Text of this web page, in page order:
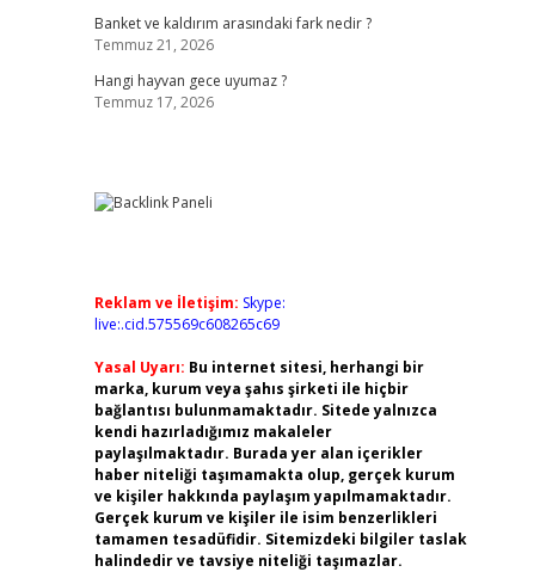
Banket ve kaldırım arasındaki fark nedir ?
Temmuz 21, 2026
Hangi hayvan gece uyumaz ?
Temmuz 17, 2026
Reklam ve İletişim: Skype:
live:.cid.575569c608265c69
Yasal Uyarı: Bu internet sitesi, herhangi bir
marka, kurum veya şahıs şirketi ile hiçbir
bağlantısı bulunmamaktadır. Sitede yalnızca
kendi hazırladığımız makaleler
paylaşılmaktadır. Burada yer alan içerikler
haber niteliği taşımamakta olup, gerçek kurum
ve kişiler hakkında paylaşım yapılmamaktadır.
Gerçek kurum ve kişiler ile isim benzerlikleri
tamamen tesadüfidir. Sitemizdeki bilgiler taslak
halindedir ve tavsiye niteliği taşımazlar.